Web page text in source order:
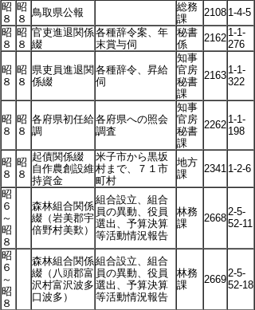
昭
８
昭
８
鳥取県公報
総務
課
2108 1-4-5
昭
８
昭
８
官吏進退関係
綴
各種辞令案、年
末賞与伺
秘書
係
2162 1-1-
276
昭
８
昭
８
県吏員進退関
係綴
各種辞令、昇給
伺
知事
官房
秘書
課
2163 1-1-
322
昭
８
昭
８
各府県初任給
調
各府県への照会
調査
知事
官房
秘書
課
2262 1-1-
198
昭
８
昭
８
起債関係綴
自作農創設維
持資金
米子市から黒坂
村まで、７１市
町村
地方
課
2341 1-2-6
昭
６
～
昭
８
森林組合関係
綴（岩美郡宇
倍野村美歎）
組合設立、組合
員の異動、役員
選出、予算決算
等活動情況報告
林務
課
2668
2-5-
52-11
昭
６
～
昭
８
森林組合関係
綴（八頭郡富
沢村富沢波多
口波多）
組合設立、組合
員の異動、役員
選出、予算決算
等活動情況報告
林務
課
2669
2-5-
52-18